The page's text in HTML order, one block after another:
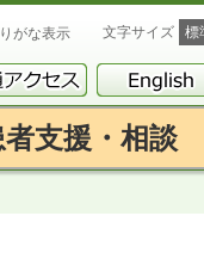
がな表示 文字サイズ 標
者支援・相談